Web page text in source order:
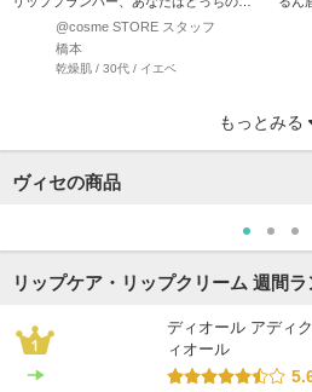
ラーにする？？ ★SP…
@cosme STORE スタッフ
橋本
乾燥肌 / 30代 / イエベ
もっとみる
ヴィセの商品
リップケア・リップクリーム 週間
ディオール アディ
ィオール